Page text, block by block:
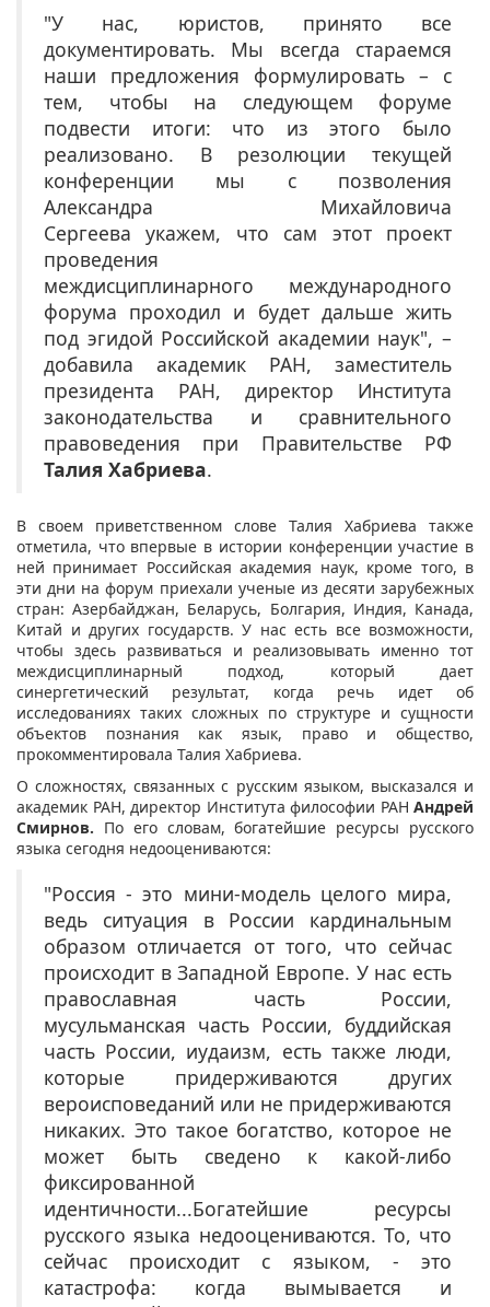
"У нас, юристов, принято все
документировать. Мы всегда стараемся
наши предложения формулировать – с
тем, чтобы на следующем форуме
подвести итоги: что из этого было
реализовано. В резолюции текущей
конференции мы с позволения
Александра Михайловича
Сергеева укажем, что сам этот проект
проведения
междисциплинарного международного
форума проходил и будет дальше жить
под эгидой Российской академии наук", –
добавила академик РАН, заместитель
президента РАН, директор Института
законодательства и сравнительного
правоведения при Правительстве РФ
Талия Хабриева.
В своем приветственном слове Талия Хабриева также
отметила, что впервые в истории конференции участие в
ней принимает Российская академия наук, кроме того, в
эти дни на форум приехали ученые из десяти зарубежных
стран: Азербайджан, Беларусь, Болгария, Индия, Канада,
Китай и других государств. У нас есть все возможности,
чтобы здесь развиваться и реализовывать именно тот
междисциплинарный подход, который дает
синергетический результат, когда речь идет об
исследованиях таких сложных по структуре и сущности
объектов познания как язык, право и общество,
прокомментировала Талия Хабриева.
О сложностях, связанных с русским языком, высказался и
академик РАН, директор Института философии РАН Андрей
Смирнов. По его словам, богатейшие ресурсы русского
языка сегодня недооцениваются:
"Россия - это мини-модель целого мира,
ведь ситуация в России кардинальным
образом отличается от того, что сейчас
происходит в Западной Европе. У нас есть
православная часть России,
мусульманская часть России, буддийская
часть России, иудаизм, есть также люди,
которые придерживаются других
вероисповеданий или не придерживаются
никаких. Это такое богатство, которое не
может быть сведено к какой-либо
фиксированной
идентичности...Богатейшие ресурсы
русского языка недооцениваются. То, что
сейчас происходит с языком, - это
катастрофа: когда вымывается и